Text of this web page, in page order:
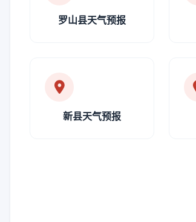
罗山县天气预报
新县天气预报